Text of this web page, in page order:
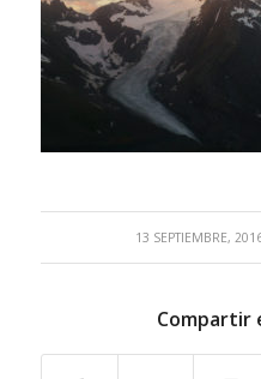
13 SEPTIEMBRE,
/
Compartir